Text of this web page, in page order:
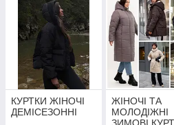
КУРТКИ ЖІНОЧІ
ДЕМІСЕЗОННІ
ЖІНОЧІ ТА
МОЛОДІЖНІ